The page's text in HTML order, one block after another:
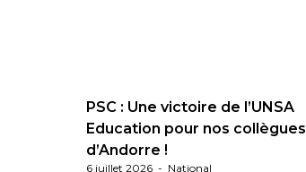
PSC : Une victoire de l’UNSA
Education pour nos collègues
d’Andorre !
6 juillet 2026 - National